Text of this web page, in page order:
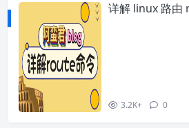
详解 linux 路由
3.2K+ 0